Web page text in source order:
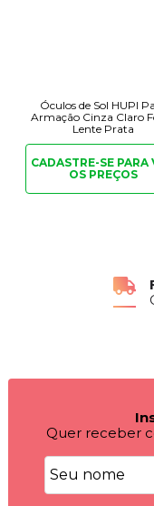
Óculos de Sol HUPI
Armação Cinza Claro
Lente Prata
CADASTRE-SE PARA
OS PREÇOS
Quer receber